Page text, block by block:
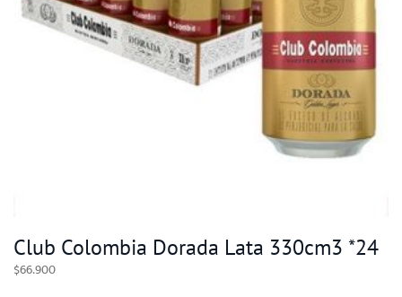
Club Colombia Dorada Lata 330cm3 *24
$66.900